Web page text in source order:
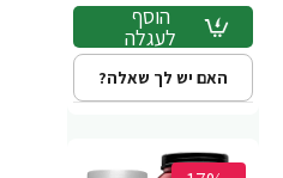
הוסף
לעגלה
האם יש לך שאלה?